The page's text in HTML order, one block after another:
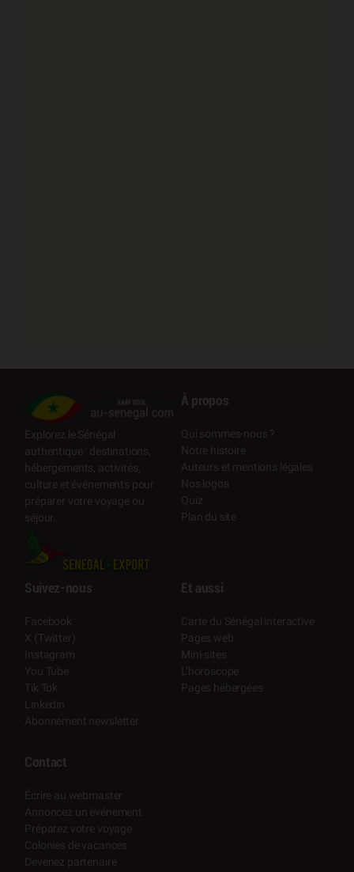
Explorez le Sénégal
authentique : destinations,
hébergements, activités,
culture et événements pour
préparer votre voyage ou
séjour.
À propos
Qui sommes-nous ?
Notre histoire
Auteurs et mentions légales
Nos logos
Quiz
Plan du site
Suivez-nous
Facebook
X (Twitter)
Instagram
You Tube
Tik Tok
Linkedin
Abonnement newsletter
Et aussi
Carte du Sénégal interactive
Pages web
Mini-sites
L’horoscope
Pages hébergées
Contact
Écrire au webmaster
Annoncez un événement
Préparez votre voyage
Colonies de vacances
Devenez partenaire